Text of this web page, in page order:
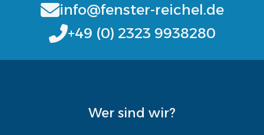
info@fenster-reichel.de
+49 (0) 2323 9938280
Wer sind wir?